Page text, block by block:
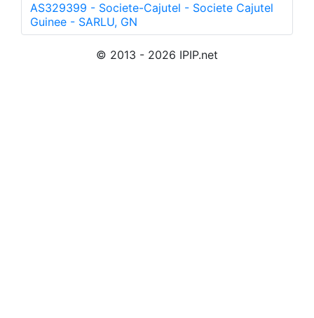
AS329399 - Societe-Cajutel - Societe Cajutel
Guinee - SARLU, GN
© 2013 - 2026 IPIP.net